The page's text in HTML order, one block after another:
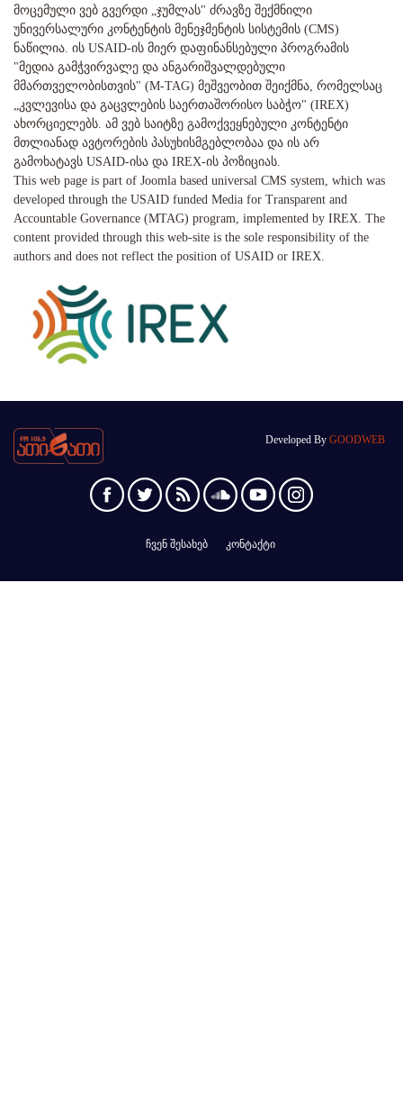
მოცემული ვებ გვერდი „ჯუმლას" ძრავზე შექმნილი
უნივერსალური კონტენტის მენეჯმენტის სისტემის (CMS)
ნაწილია. ის USAID-ის მიერ დაფინანსებული პროგრამის
"მედია გამჭვირვალე და ანგარიშვალდებული
მმართველობისთვის" (M-TAG) მეშვეობით შეიქმნა, რომელსაც
„კვლევისა და გაცვლების საერთაშორისო საბჭო" (IREX)
ახორციელებს. ამ ვებ საიტზე გამოქვეყნებული კონტენტი
მთლიანად ავტორების პასუხისმგებლობაა და ის არ
გამოხატავს USAID-ისა და IREX-ის პოზიციას.
This web page is part of Joomla based universal CMS system, which was
developed through the USAID funded Media for Transparent and
Accountable Governance (MTAG) program, implemented by IREX. The
content provided through this web-site is the sole responsibility of the
authors and does not reflect the position of USAID or IREX.
Developed By GOODWEB
ჩვენ შესახებ კონტაქტი